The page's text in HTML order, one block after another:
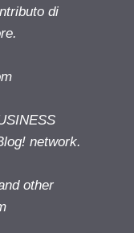
di
network.
other